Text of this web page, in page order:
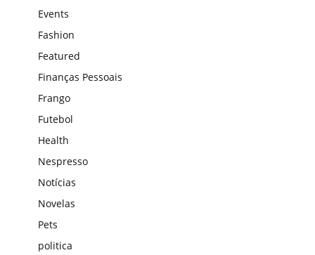
Events
Fashion
Featured
Finanças Pessoais
Frango
Futebol
Health
Nespresso
Notícias
Novelas
Pets
politica